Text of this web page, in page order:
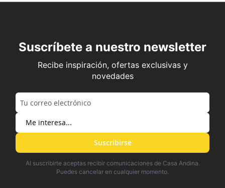
Suscríbete a nuestro newsletter
Recibe inspiración, ofertas exclusivas y
novedades
Suscribirse
Al suscribirte aceptas recibir comunicaciones de Casa Andina.
Puedes cancelar en cualquier momento.